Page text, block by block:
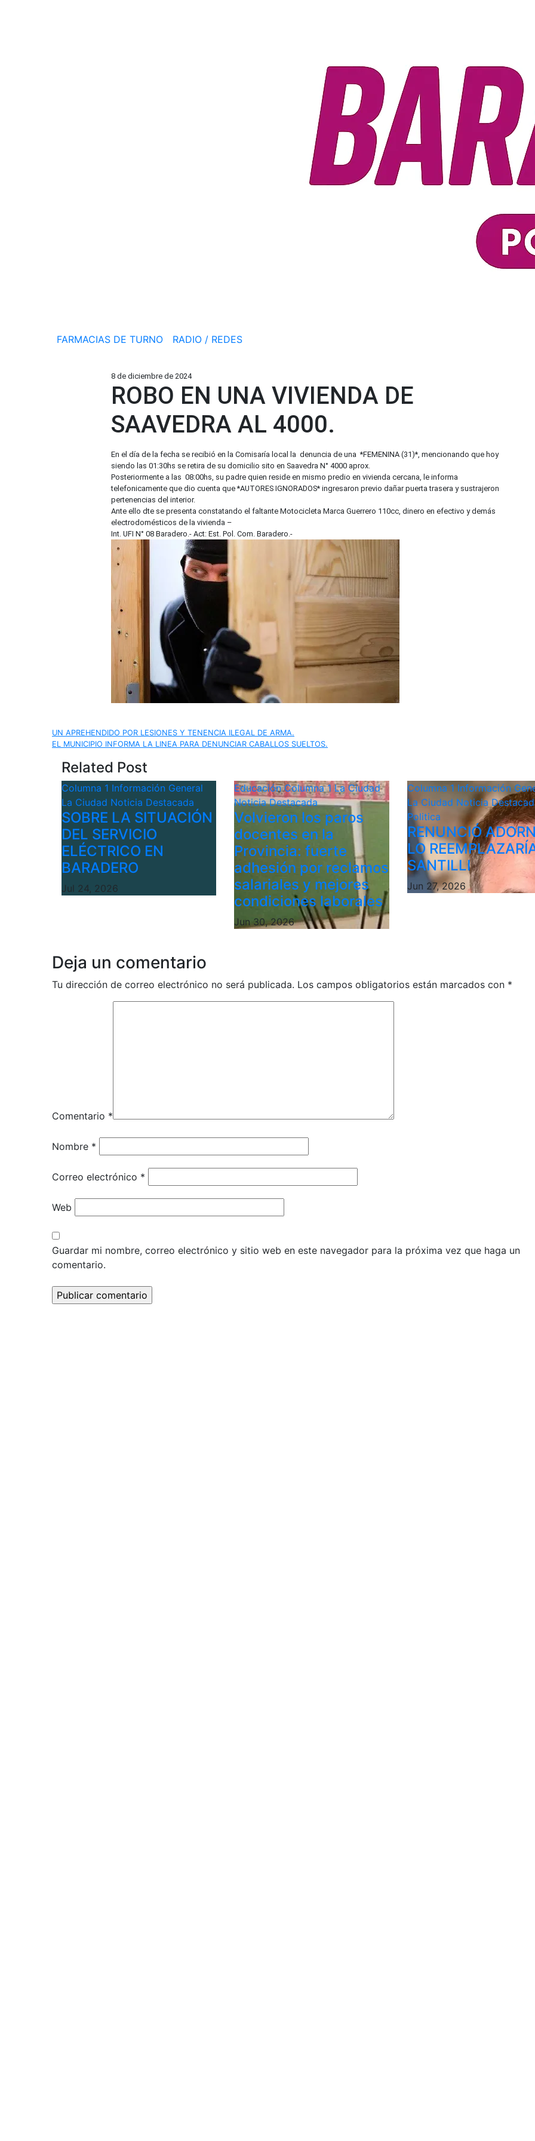
FARMACIAS DE TURNO RADIO / REDES
8 de diciembre de 2024
ROBO EN UNA VIVIENDA DE
SAAVEDRA AL 4000.
En el día de la fecha se recibió en la Comisaría local la denuncia de una *FEMENINA (31)*, mencionando que hoy
siendo las 01:30hs se retira de su domicilio sito en Saavedra N° 4000 aprox.
Posteriormente a las 08:00hs, su padre quien reside en mismo predio en vivienda cercana, le informa
telefonicamente que dio cuenta que *AUTORES IGNORADOS* ingresaron previo dañar puerta trasera y sustrajeron
pertenencias del interior.
Ante ello dte se presenta constatando el faltante Motocicleta Marca Guerrero 110cc, dinero en efectivo y demás
electrodomésticos de la vivienda –
Int. UFI N° 08 Baradero.- Act: Est. Pol. Com. Baradero.-
Navegación
de
entradas
UN APREHENDIDO POR LESIONES Y TENENCIA ILEGAL DE ARMA.
EL MUNICIPIO INFORMA LA LINEA PARA DENUNCIAR CABALLOS SUELTOS.
Related Post
Columna 1 Información General
La Ciudad Noticia Destacada
SOBRE LA SITUACIÓN
DEL SERVICIO
ELÉCTRICO EN
BARADERO
Jul 24, 2026
EducaciónColumna 1 La Ciudad
Noticia Destacada
Volvieron los paros
docentes en la
Provincia: fuerte
adhesión por reclamos
salariales y mejores
condiciones laborales
Jun 30, 2026
Columna 1 Información
La Ciudad Noticia
Politica
RENUNCIÓ
LO
SANTILLI
Jun 27, 2026
Deja un comentario
Tu dirección de correo electrónico no será publicada. Los campos obligatorios están marcados con *
Comentario *
Nombre *
Correo electrónico *
Web
Guardar mi nombre, correo electrónico y sitio web en este navegador para la próxima vez que haga un
comentario.